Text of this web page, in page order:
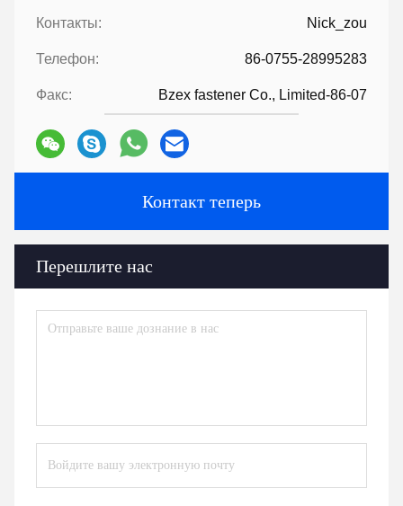
Контакты: Nick_zou
Телефон: 86-0755-28995283
Факс: Bzex fastener Co., Limited-86-07
Контакт теперь
Перешлите нас